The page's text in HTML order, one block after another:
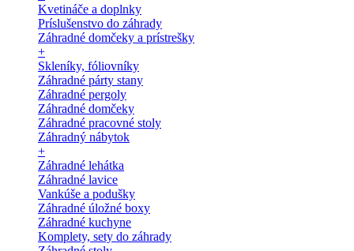
Kvetináče a doplnky
Príslušenstvo do záhrady
Záhradné domčeky a prístrešky
+
Skleníky, fóliovníky
Záhradné párty stany
Záhradné pergoly
Záhradné domčeky
Záhradné pracovné stoly
Záhradný nábytok
+
Záhradné lehátka
Záhradné lavice
Vankúše a podušky
Záhradné úložné boxy
Záhradné kuchyne
Komplety, sety do záhrady